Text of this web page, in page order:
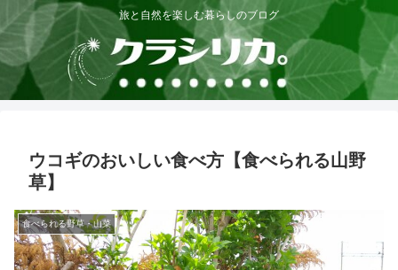
旅と自然を楽しむ暮らしのブログ
ウコギのおいしい食べ方【食べられる山野
草】
食べられる野草・山菜